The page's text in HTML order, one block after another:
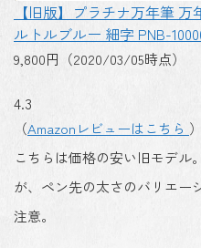
【旧版】プラチナ万年筆
ルトルブルー 細字 PNB-
9,800円（2020/03/05時点）
4.3
（Amazonレビューはこちら ）
こちらは価格の安い旧モデル
が、ペン先の太さのバリエー
注意。